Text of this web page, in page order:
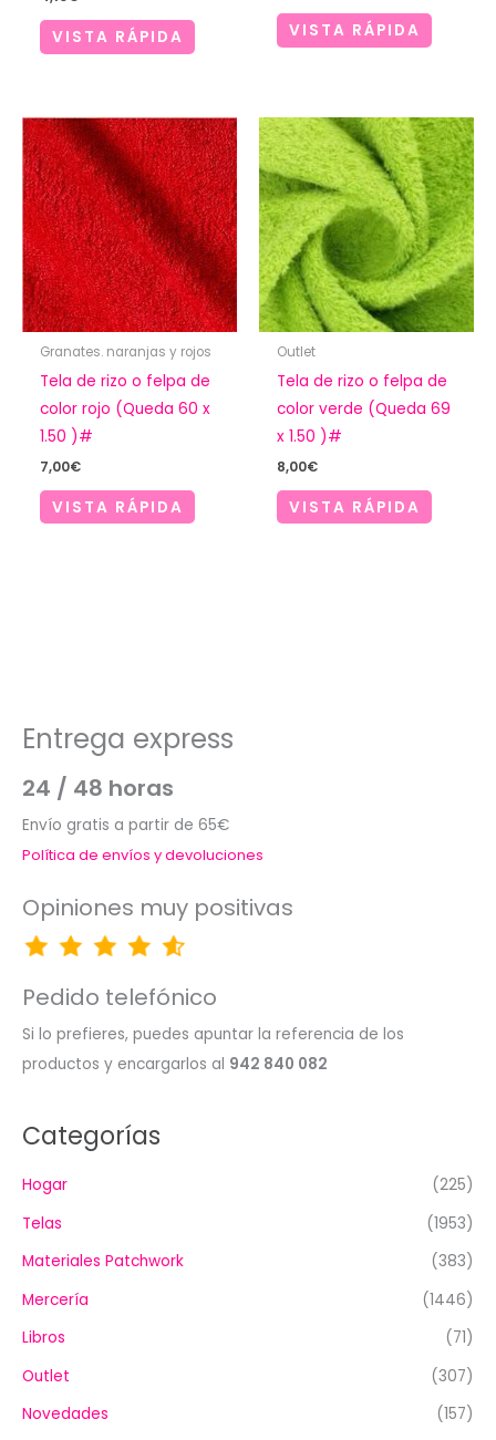
VISTA RÁPIDA VISTA RÁPIDA
Granates. naranjas y rojos
Tela de rizo o felpa de
color rojo (Queda 60 x
1.50 )#
7,00€
VISTA RÁPIDA
Outlet
Tela de rizo o felpa de
color verde (Queda 69
x 1.50 )#
8,00€
VISTA RÁPIDA
Entrega express
24 / 48 horas
Envío gratis a partir de 65€
Política de envíos y devoluciones
Opiniones muy positivas
Pedido telefónico
Si lo prefieres, puedes apuntar la referencia de los
productos y encargarlos al 942 840 082
Categorías
Hogar
(225)
Telas
(1953)
Materiales Patchwork
(383)
Mercería
(1446)
Libros
(71)
Outlet
(307)
Novedades
(157)